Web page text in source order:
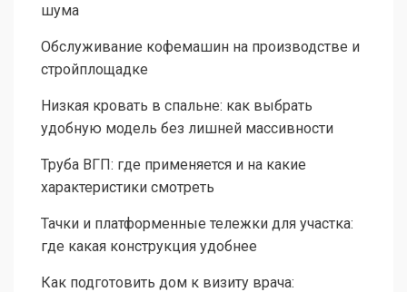
шума
Обслуживание кофемашин на производстве и
стройплощадке
Низкая кровать в спальне: как выбрать
удобную модель без лишней массивности
Труба ВГП: где применяется и на какие
характеристики смотреть
Тачки и платформенные тележки для участка:
где какая конструкция удобнее
Как подготовить дом к визиту врача: